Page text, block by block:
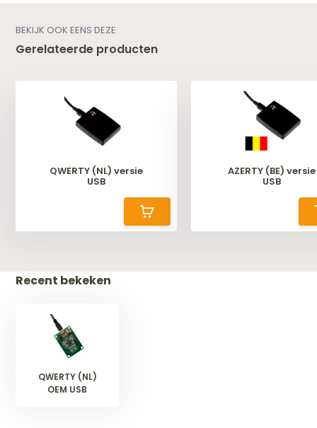
BEKIJK OOK EENS DEZE
Gerelateerde producten
QWERTY (NL) versie
USB
AZERTY (BE) versie
USB
Recent bekeken
QWERTY (NL)
OEM USB